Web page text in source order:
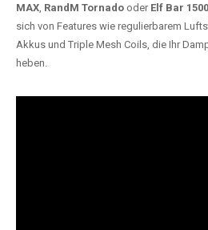
MAX, RandM Tornado oder Elf Bar
sich von Features wie regulierbarem
Akkus und Triple Mesh Coils, die Ihr
heben.